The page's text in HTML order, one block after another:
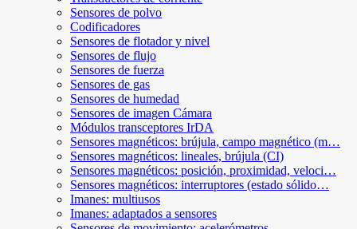
Sensores de polvo
Codificadores
Sensores de flotador y nivel
Sensores de flujo
Sensores de fuerza
Sensores de gas
Sensores de humedad
Sensores de imagen Cámara
Módulos transceptores IrDA
Sensores magnéticos: brújula, campo magnético (m…
Sensores magnéticos: lineales, brújula (CI)
Sensores magnéticos: posición, proximidad, veloci…
Sensores magnéticos: interruptores (estado sólido…
Imanes: multiusos
Imanes: adaptados a sensores